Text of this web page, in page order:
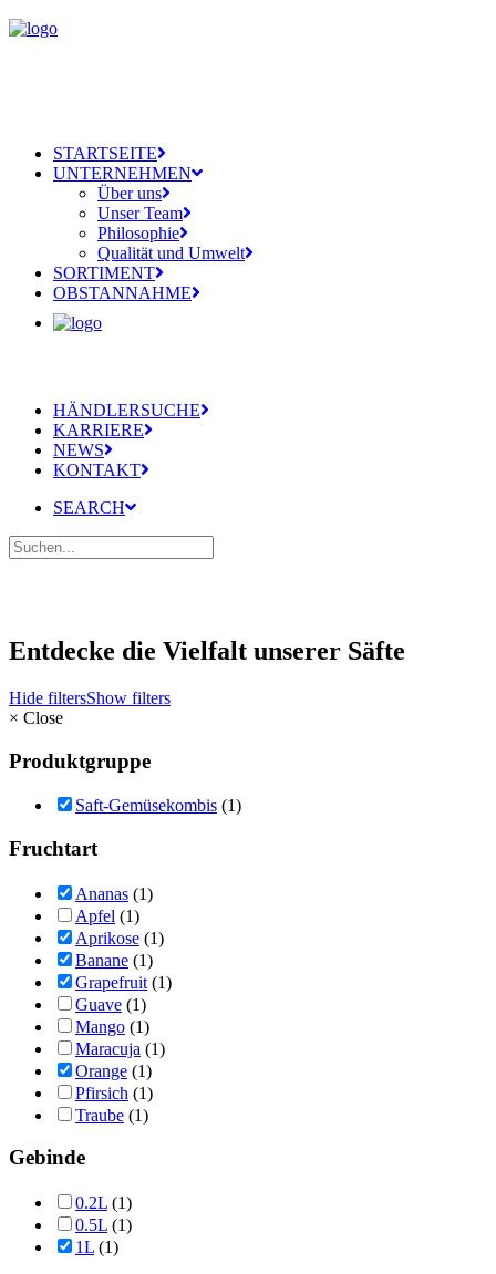
STARTSEITE
UNTERNEHMEN
Über uns
Unser Team
Philosophie
Qualität und Umwelt
SORTIMENT
OBSTANNAHME
HÄNDLERSUCHE
KARRIERE
NEWS
KONTAKT
SEARCH
Entdecke die Vielfalt unserer Säfte
Hide filtersShow filters
× Close
Produktgruppe
Saft-Gemüsekombis (1)
Fruchtart
Ananas (1)
Apfel (1)
Aprikose (1)
Banane (1)
Grapefruit (1)
Guave (1)
Mango (1)
Maracuja (1)
Orange (1)
Pfirsich (1)
Traube (1)
Gebinde
0.2L (1)
0.5L (1)
1L (1)